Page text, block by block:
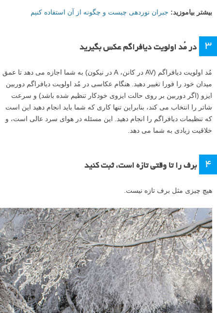
بیشتر بیاموزید: جبران نوردهی چیست و چگونه از آن استفاده کنیم
۳ در مُد اولویت دیافراگم عکس بگیرید
مُد اولویت دیافراگم (AV در کانن، A در نیکون) به شما اجازه می دهد تا عمق
میدان خود را فورا تغییر دهید. هنگام عکاسی در مُد اولویت دیافراگم دوربین
ایزو (اگر دوربین بر روی حالت ایزوی خودکار تنظیم شده باشد) و سرعت
شاتر را انتخاب می کند، بنابراین تنها کاری که شما باید انجام دهید این است
که تنظیمات دیافراگم را انجام دهید. این مسئله در هوای سرد عالی است، و
خلاقیت زیادی به شما می دهد.
۴ برف را تا وقتی تازه است، ثبت کنید
هیچ چیزی مثل برف تازه نیست.